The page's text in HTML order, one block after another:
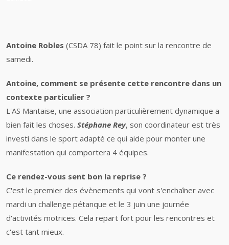
Antoine Robles (CSDA 78) fait le point sur la rencontre de
samedi.
Antoine, comment se présente cette rencontre dans un
contexte particulier ?
L'AS Mantaise, une association particulièrement dynamique a
bien fait les choses. Stéphane Rey, son coordinateur est très
investi dans le sport adapté ce qui aide pour monter une
manifestation qui comportera 4 équipes.
Ce rendez-vous sent bon la reprise ?
C'est le premier des évènements qui vont s'enchaîner avec
mardi un challenge pétanque et le 3 juin une journée
d'activités motrices. Cela repart fort pour les rencontres et
c'est tant mieux.